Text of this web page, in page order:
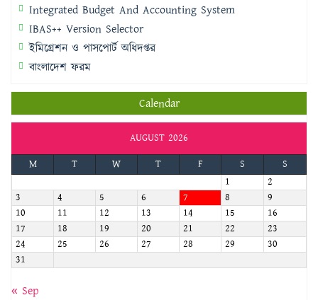
Integrated Budget And Accounting System
IBAS++ Version Selector
ইমিগ্রেশন ও পাসপোর্ট অধিদপ্তর
বাংলাদেশ ফরম
Calendar
AUGUST 2026
M
T W T F S
S
1
2
3
4 5 6 7 8
9
10
11 12 13 14 15
16
17
18 19 20 21 22
23
24
25 26 27 28 29
30
31
« Sep